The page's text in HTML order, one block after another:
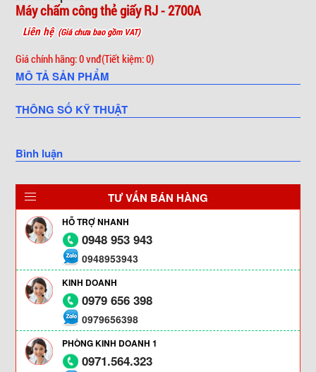
Máy chấm công thẻ giấy RJ - 2700A
Liên hệ (Giá chưa bao gồm VAT)
Giá chính hãng: 0 vnđ(Tiết kiệm: 0)
MÔ TẢ SẢN PHẨM
THÔNG SỐ KỸ THUẬT
Bình luận
TƯ VẤN BÁN HÀNG
HỖ TRỢ NHANH
0948 953 943
0948953943
KINH DOANH
0979 656 398
0979656398
PHÒNG KINH DOANH 1
0971.564.323